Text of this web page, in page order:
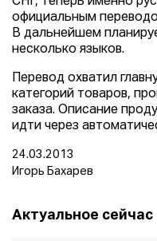
официальным
В дальнейшем
несколько языков.
Перевод охватил
категорий товаров,
заказа. Описание
идти через
24.03.2013
Игорь Бахарев
Актуальное сейчас